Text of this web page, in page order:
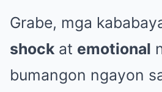
Grabe, mga
shock at emotional
bumangon ngayon